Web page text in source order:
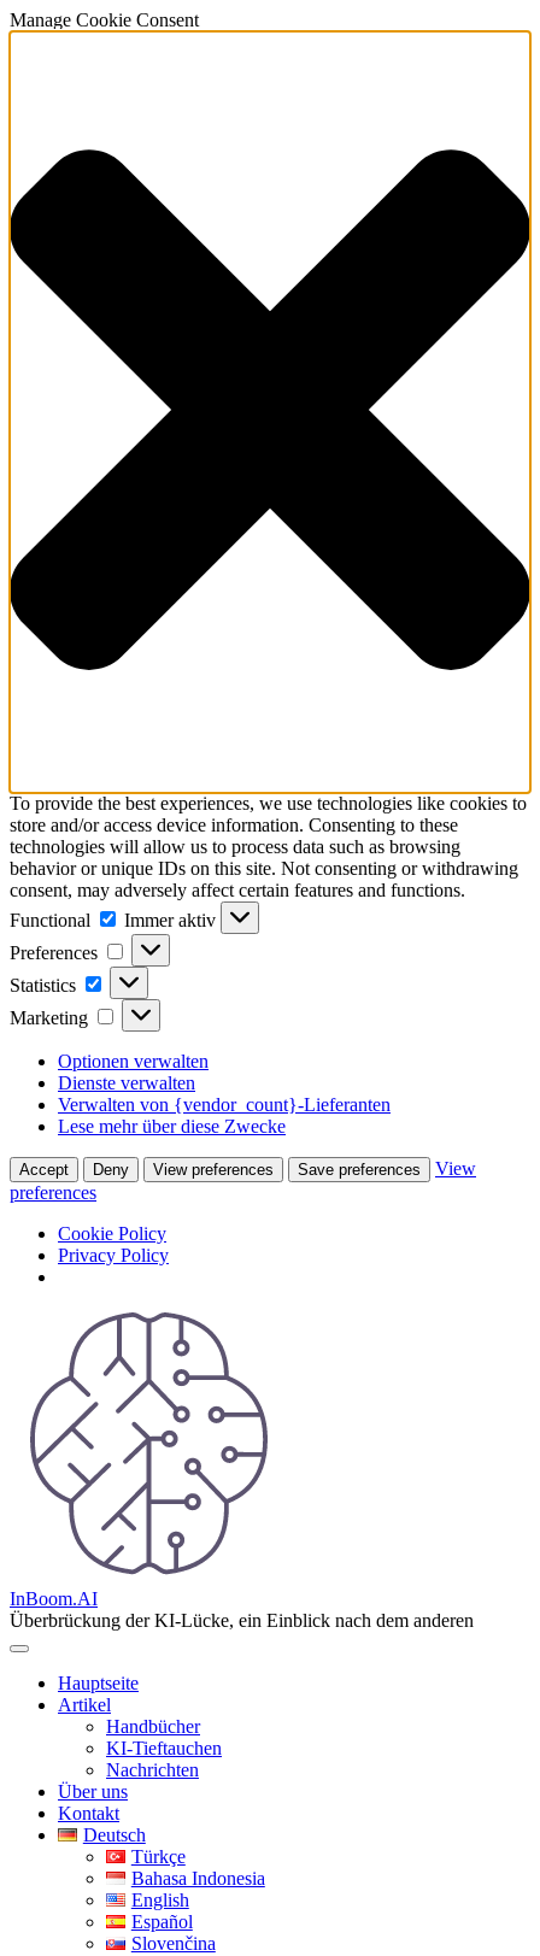
Manage Cookie Consent
To provide the best experiences, we use technologies like cookies to
store and/or access device information. Consenting to these
technologies will allow us to process data such as browsing
behavior or unique IDs on this site. Not consenting or withdrawing
consent, may adversely affect certain features and functions.
Functional
Functional
Immer aktiv
Preferences
Preferences
Statistics Statistics
Marketing Marketing
Optionen verwalten
Dienste verwalten
Verwalten von {vendor_count}-Lieferanten
Lese mehr über diese Zwecke
Accept Deny View preferences Save preferences
View
preferences
Cookie Policy
Privacy Policy
InBoom.AI
Überbrückung der KI-Lücke, ein Einblick nach dem anderen
Hauptseite
Artikel
Handbücher
KI-Tieftauchen
Nachrichten
Über uns
Kontakt
Deutsch
Türkçe
Bahasa Indonesia
English
Español
Slovenčina